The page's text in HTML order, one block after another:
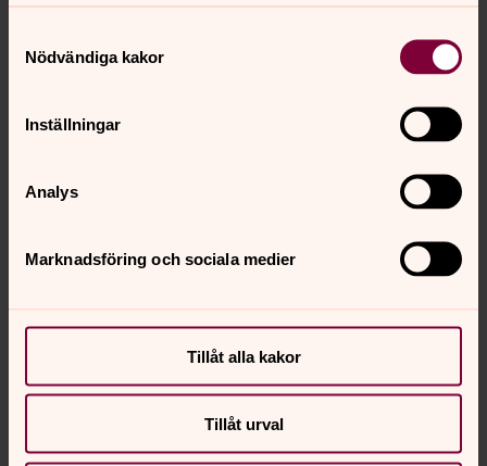
Nödvändiga kakor
Inställningar
Analys
Marknadsföring och sociala medier
Tillåt alla kakor
Tillåt urval